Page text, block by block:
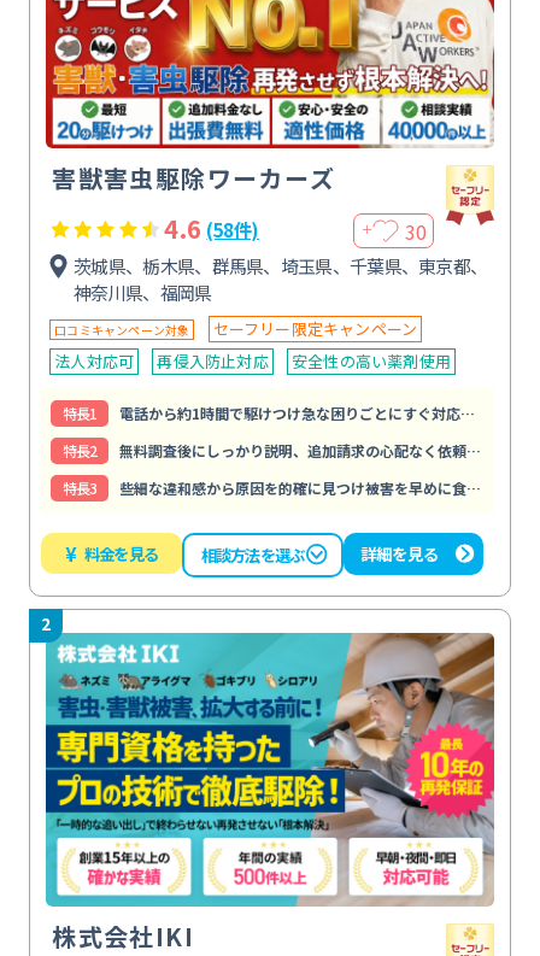
害獣害虫駆除ワーカーズ
4.6 (58件) ＋ 30
茨城県、栃木県、群馬県、埼玉県、千葉県、東京都、
神奈川県、福岡県
口コミキャンペーン対象
セーフリー限定キャンペーン
法人対応可
再侵入防止対応 安全性の高い薬剤使用
特⻑1
電話から約1時間で駆けつけ急な困りごとにすぐ対応してもらえる
特⻑2
無料調査後にしっかり説明、追加請求の心配なく依頼できる
特⻑3
些細な違和感から原因を的確に見つけ被害を早めに食い止められる
¥ 料金を見る 相談方法を選ぶ 詳細を見る
2
株式会社IKI